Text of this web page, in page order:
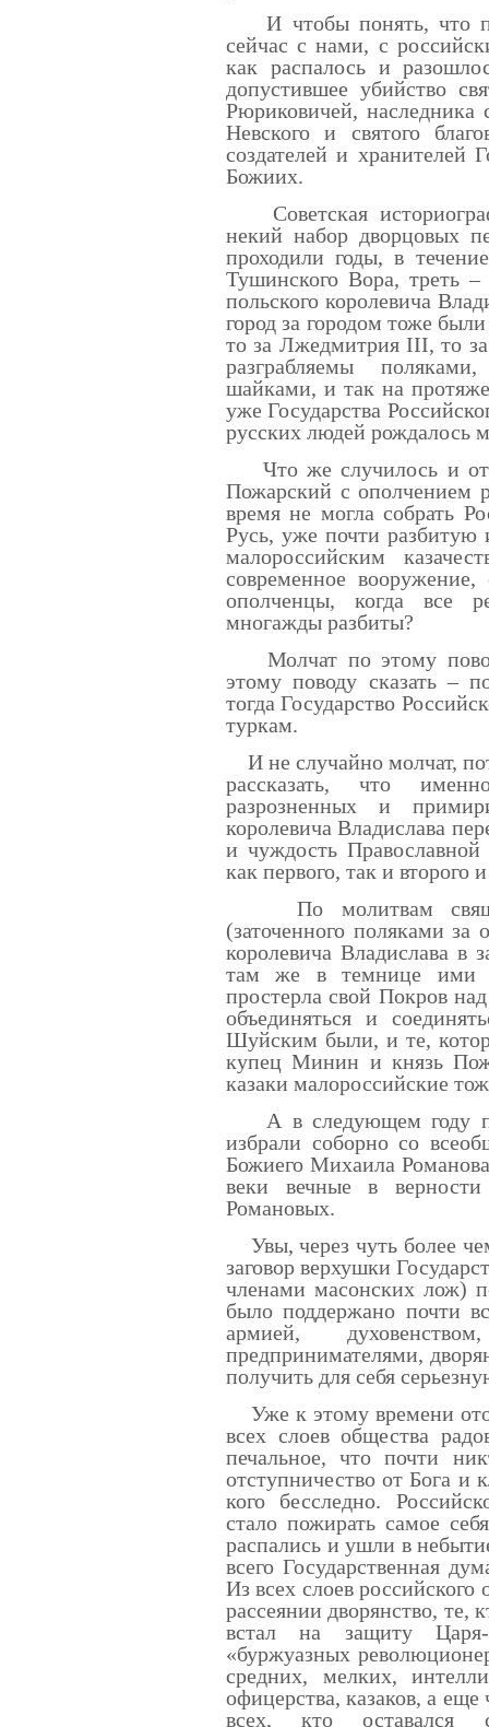
И чтобы понять, что
сейчас с нами, с
как распалось и
допустившее убийство
Рюриковичей, наследника
Невского и святого
создателей и хранителей
Божиих.
Советская
некий набор дворцовых
проходили годы, в
Тушинского Вора, треть –
польского королевича
город за городом тоже
то за Лжедмитрия III, то
разграбляемы
шайками, и так на
уже Государства
русских людей рождалось
Что же случилось и
Пожарский с ополчением
время не могла собрать
Русь, уже почти
малороссийским
современное
ополченцы, когда все
многажды разбиты?
Молчат по этому
этому поводу сказать –
тогда Государство
туркам.
И не случайно молчат,
рассказать, что
разрозненных и
королевича Владислава
и чуждость
как первого, так и второго
По молитвам
(заточенного поляками за
королевича Владислава в
там же в темнице ими
простерла свой Покров
объединяться и
Шуйским были, и те,
купец Минин и князь
казаки малороссийские
А в следующем году по
избрали соборно со
Божиего Михаила
веки вечные в
Романовых.
Увы, через чуть более
заговор верхушки
членами масонских лож)
было поддержано почти
армией,
предпринимателями,
получить для себя
Уже к этому времени
всех слоев общества
печальное, что почти
отступничество от Бога и
кого бесследно.
стало пожирать самое
распались и ушли в
всего Государственная
Из всех слоев
рассеянии дворянство, те,
встал на защиту
«буржуазных
средних, мелких,
офицерства, казаков, а еще
всех, кто оставался